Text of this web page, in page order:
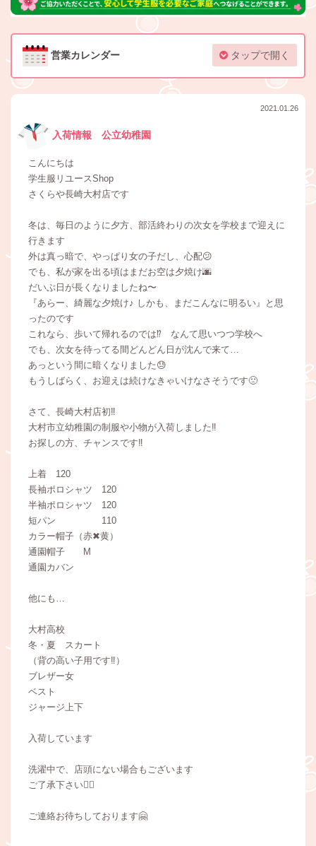
営業カレンダー タップで開く
2021.01.26
入荷情報 公立幼稚園
こんにちは
学生服リユースShop
さくらや長崎大村店です
冬は、毎日のように夕方、部活終わりの次女を学校まで迎えに
行きます
外は真っ暗で、やっぱり女の子だし、心配😕
でも、私が家を出る頃はまだお空は夕焼け🌆
だいぶ日が長くなりましたね〜
『あらー、綺麗な夕焼け♪ しかも、まだこんなに明るい』と思
ったのです
これなら、歩いて帰れるのでは⁉️ なんて思いつつ学校へ
でも、次女を待ってる間どんどん日が沈んで来て…
あっという間に暗くなりました😓
もうしばらく、お迎えは続けなきゃいけなさそうです🙁
さて、長崎大村店初‼️
大村市立幼稚園の制服や小物が入荷しました‼️
お探しの方、チャンスです‼️
上着 120
長袖ポロシャツ 120
半袖ポロシャツ 120
短パン 110
カラー帽子（赤✖︎黄）
通園帽子 M
通園カバン
他にも…
大村高校
冬・夏 スカート
（背の高い子用です‼️）
ブレザー女
ベスト
ジャージ上下
入荷しています
洗濯中で、店頭にない場合もございます
ご了承下さい🙇‍♀️
ご連絡お待ちしております🤗